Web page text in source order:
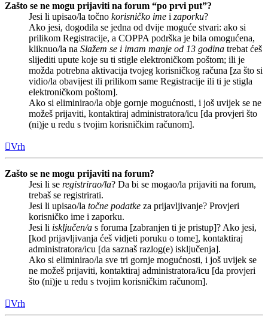
Zašto se ne mogu prijaviti na forum “po prvi put”?
Jesi li upisao/la točno korisničko ime i zaporku?
Ako jesi, dogodila se jedna od dvije moguće stvari: ako si
prilikom Registracije, a COPPA podrška je bila omogućena,
kliknuo/la na Slažem se i imam manje od 13 godina trebat ćeš
slijediti upute koje su ti stigle elektroničkom poštom; ili je
možda potrebna aktivacija tvojeg korisničkog računa [za što si
vidio/la obavijest ili prilikom same Registracije ili ti je stigla
elektroničkom poštom].
Ako si eliminirao/la obje gornje mogućnosti, i još uvijek se ne
možeš prijaviti, kontaktiraj administratora/icu [da provjeri što
(ni)je u redu s tvojim korisničkim računom].
Vrh
Zašto se ne mogu prijaviti na forum?
Jesi li se registrirao/la? Da bi se mogao/la prijaviti na forum,
trebaš se registrirati.
Jesi li upisao/la točne podatke za prijavljivanje? Provjeri
korisničko ime i zaporku.
Jesi li isključen/a s foruma [zabranjen ti je pristup]? Ako jesi,
[kod prijavljivanja ćeš vidjeti poruku o tome], kontaktiraj
administratora/icu [da saznaš razlog(e) isključenja].
Ako si eliminirao/la sve tri gornje mogućnosti, i još uvijek se
ne možeš prijaviti, kontaktiraj administratora/icu [da provjeri
što (ni)je u redu s tvojim korisničkim računom].
Vrh